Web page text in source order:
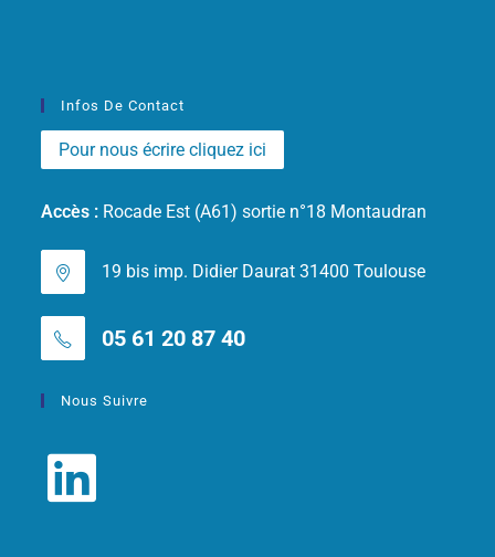
Infos De Contact
Pour nous écrire cliquez ici
Accès : Rocade Est (A61) sortie n°18 Montaudran
19 bis imp. Didier Daurat 31400 Toulouse
05 61 20 87 40
Nous Suivre